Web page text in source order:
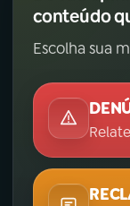
conteúdo
Escolha sua